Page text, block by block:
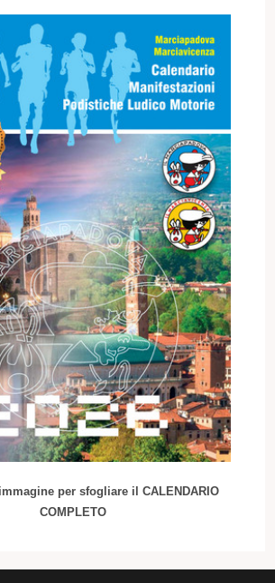
per sfogliare il CALENDARIO
COMPLETO